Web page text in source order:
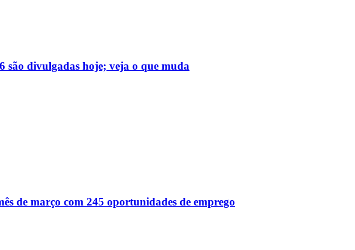
são divulgadas hoje; veja o que muda
de março com 245 oportunidades de emprego